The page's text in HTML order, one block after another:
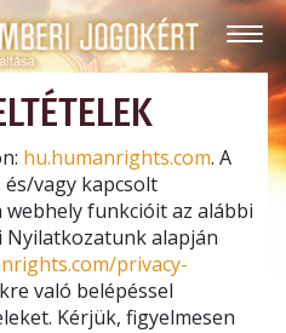
hu.humanrights.com. A
vagy kapcsolt
funkcióit az alábbi
Nyilatkozatunk alapján
privacy-
való belépéssel
Kérjük, figyelmesen